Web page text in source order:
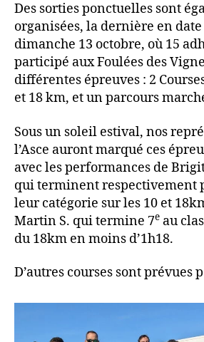
Des sorties ponctuelles sont
organisées, la dernière en date
dimanche 13 octobre, où 15
participé aux Foulées des
différentes épreuves : 2
et 18 km, et un parcours
Sous un soleil estival, nos
l’Asce auront marqué ces
avec les performances de
qui terminent respectivement
leur catégorie sur les 10 et
Martin S. qui termine 7e au
du 18km en moins d’1h18.
D’autres courses sont prévues